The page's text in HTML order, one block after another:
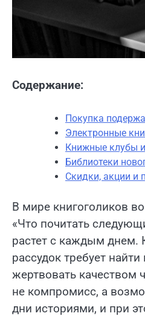
Содержание:
Покупка
Электронные
Книжные клубы
Библиотеки
Скидки, акции и
В мире книгоголиков
«Что почитать
растет с каждым днем.
рассудок требует
жертвовать качеством
не компромисс, а
дни историями, и при